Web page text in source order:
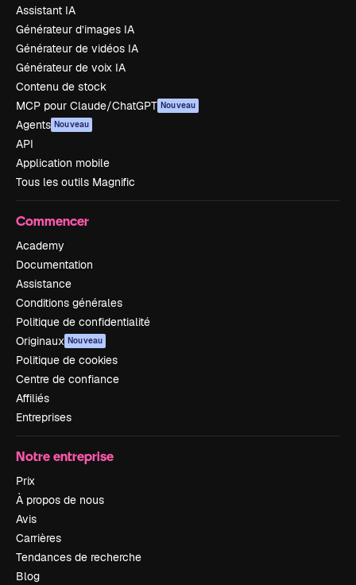
Assistant IA
Générateur d’images IA
Générateur de vidéos IA
Générateur de voix IA
Contenu de stock
MCP pour Claude/ChatGPT Nouveau
Agents Nouveau
API
Application mobile
Tous les outils Magnific
Commencer
Academy
Documentation
Assistance
Conditions générales
Politique de confidentialité
Originaux Nouveau
Politique de cookies
Centre de confiance
Affiliés
Entreprises
Notre entreprise
Prix
À propos de nous
Avis
Carrières
Tendances de recherche
Blog